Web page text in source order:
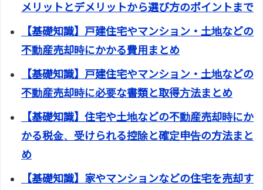
メリットとデメリットから選び方のポイントまで
【基礎知識】戸建住宅やマンション・土地などの
不動産売却時にかかる費用まとめ
【基礎知識】戸建住宅やマンション・土地などの
不動産売却時に必要な書類と取得方法まとめ
【基礎知識】住宅や土地などの不動産売却時にか
かる税金、受けられる控除と確定申告の方法まと
め
【基礎知識】家やマンションなどの住宅を売却す